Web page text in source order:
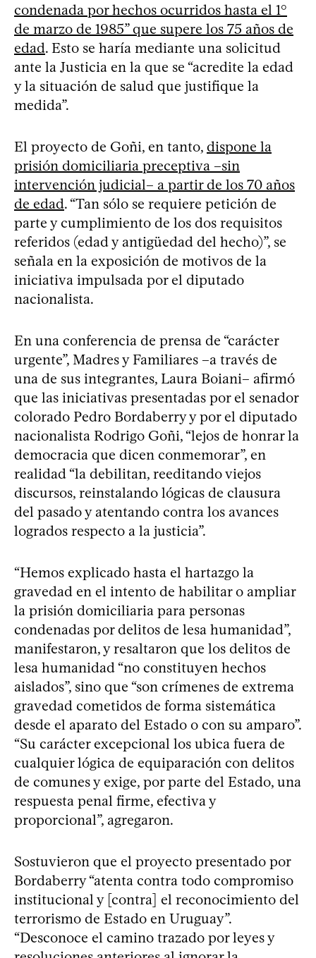
condenada por hechos ocurridos hasta el 1°
de marzo de 1985” que supere los 75 años de
edad. Esto se haría mediante una solicitud
ante la Justicia en la que se “acredite la edad
y la situación de salud que justifique la
medida”.
El proyecto de Goñi, en tanto, dispone la
prisión domiciliaria preceptiva –sin
intervención judicial– a partir de los 70 años
de edad. “Tan sólo se requiere petición de
parte y cumplimiento de los dos requisitos
referidos (edad y antigüedad del hecho)”, se
señala en la exposición de motivos de la
iniciativa impulsada por el diputado
nacionalista.
En una conferencia de prensa de “carácter
urgente”, Madres y Familiares –a través de
una de sus integrantes, Laura Boiani– afirmó
que las iniciativas presentadas por el senador
colorado Pedro Bordaberry y por el diputado
nacionalista Rodrigo Goñi, “lejos de honrar la
democracia que dicen conmemorar”, en
realidad “la debilitan, reeditando viejos
discursos, reinstalando lógicas de clausura
del pasado y atentando contra los avances
logrados respecto a la justicia”.
“Hemos explicado hasta el hartazgo la
gravedad en el intento de habilitar o ampliar
la prisión domiciliaria para personas
condenadas por delitos de lesa humanidad”,
manifestaron, y resaltaron que los delitos de
lesa humanidad “no constituyen hechos
aislados”, sino que “son crímenes de extrema
gravedad cometidos de forma sistemática
desde el aparato del Estado o con su amparo”.
“Su carácter excepcional los ubica fuera de
cualquier lógica de equiparación con delitos
de comunes y exige, por parte del Estado, una
respuesta penal firme, efectiva y
proporcional”, agregaron.
Sostuvieron que el proyecto presentado por
Bordaberry “atenta contra todo compromiso
institucional y [contra] el reconocimiento del
terrorismo de Estado en Uruguay”.
“Desconoce el camino trazado por leyes y